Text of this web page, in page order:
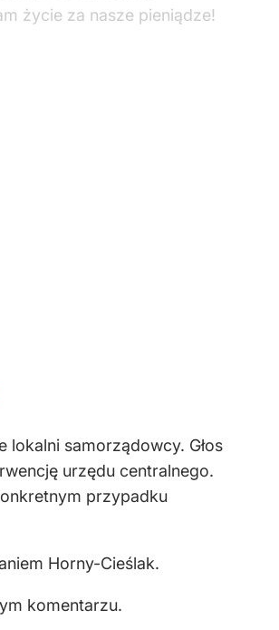
życie za nasze pieniądze!
lokalni samorządowcy. Głos
urzędu centralnego.
przypadku
Horny-Cieślak.
komentarzu.